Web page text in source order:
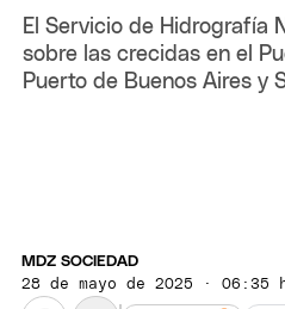
El Servicio de Hidrografía
sobre las crecidas en el
Puerto de Buenos Aires y
MDZ SOCIEDAD
28 de mayo de 2025 · 06:35